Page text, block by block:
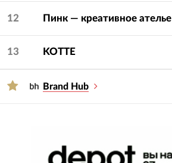
12 Пинк — креативное ателье
13 KOTTE
Brand Hub